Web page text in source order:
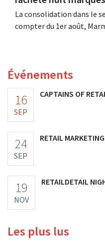
La consolidation dans le
compter du 1er août,
Événements
16
SEP
CAPTAINS OF
24
SEP
RETAIL
19
NOV
RETAILDETAIL
Les plus lus